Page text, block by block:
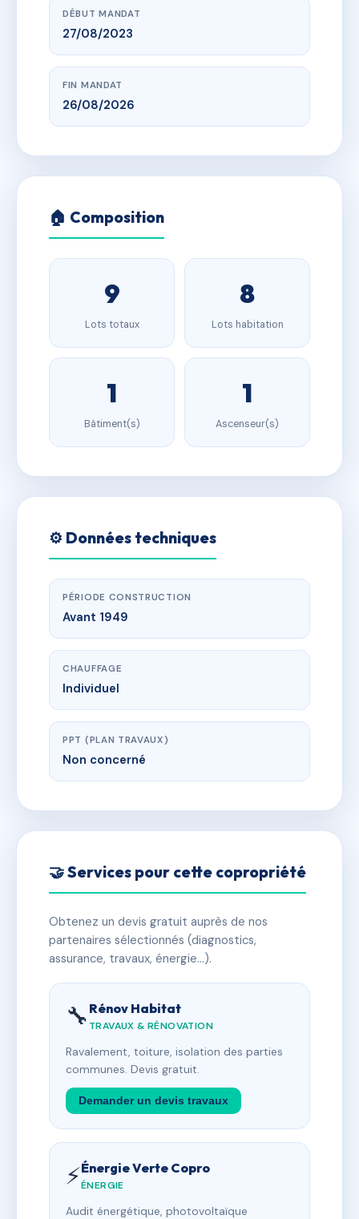
DÉBUT MANDAT
27/08/2023
FIN MANDAT
26/08/2026
🏠 Composition
9
Lots totaux
8
Lots habitation
1
Bâtiment(s)
1
Ascenseur(s)
⚙️ Données techniques
PÉRIODE CONSTRUCTION
Avant 1949
CHAUFFAGE
Individuel
PPT (PLAN TRAVAUX)
Non concerné
🤝 Services pour cette copropriété
Obtenez un devis gratuit auprès de nos
partenaires sélectionnés (diagnostics,
assurance, travaux, énergie…).
🔧 Rénov Habitat
TRAVAUX & RÉNOVATION
Ravalement, toiture, isolation des parties
communes. Devis gratuit.
Demander un devis travaux
⚡Énergie Verte Copro
ÉNERGIE
Audit énergétique, photovoltaïque